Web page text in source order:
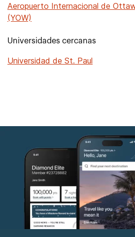
Aeropuerto Internacional de
(YOW)
Universidades cercanas
Universidad de St. Paul